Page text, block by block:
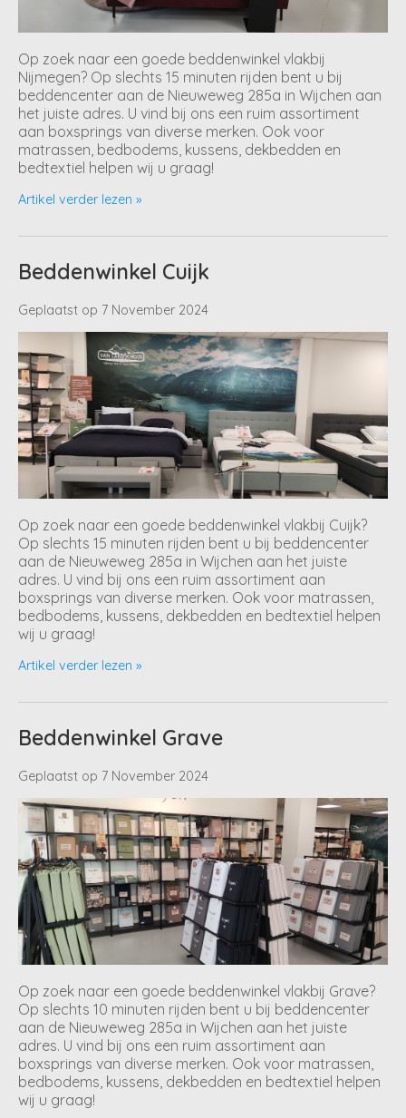
Op zoek naar een goede beddenwinkel vlakbij
Nijmegen? Op slechts 15 minuten rijden bent u bij
beddencenter aan de Nieuweweg 285a in Wijchen aan
het juiste adres. U vind bij ons een ruim assortiment
aan boxsprings van diverse merken. Ook voor
matrassen, bedbodems, kussens, dekbedden en
bedtextiel helpen wij u graag!
Artikel verder lezen »
Beddenwinkel Cuijk
Geplaatst op 7 November 2024
Op zoek naar een goede beddenwinkel vlakbij Cuijk?
Op slechts 15 minuten rijden bent u bij beddencenter
aan de Nieuweweg 285a in Wijchen aan het juiste
adres. U vind bij ons een ruim assortiment aan
boxsprings van diverse merken. Ook voor matrassen,
bedbodems, kussens, dekbedden en bedtextiel helpen
wij u graag!
Artikel verder lezen »
Beddenwinkel Grave
Geplaatst op 7 November 2024
Op zoek naar een goede beddenwinkel vlakbij Grave?
Op slechts 10 minuten rijden bent u bij beddencenter
aan de Nieuweweg 285a in Wijchen aan het juiste
adres. U vind bij ons een ruim assortiment aan
boxsprings van diverse merken. Ook voor matrassen,
bedbodems, kussens, dekbedden en bedtextiel helpen
wij u graag!